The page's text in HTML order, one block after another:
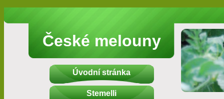
České melouny
Úvodní stránka
Stemelli